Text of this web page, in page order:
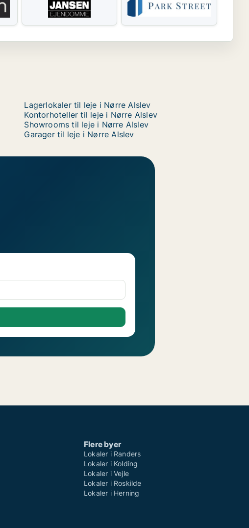
Lagerlokaler til leje i Nørre Alslev
Kontorhoteller til leje i Nørre Alslev
Showrooms til leje i Nørre Alslev
Garager til leje i Nørre Alslev
Flere byer
Lokaler i Randers
Lokaler i Kolding
Lokaler i Vejle
Lokaler i Roskilde
Lokaler i Herning